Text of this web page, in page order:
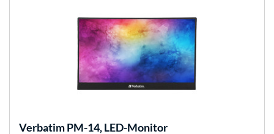
VerbatimPM-14, LED-Monitor